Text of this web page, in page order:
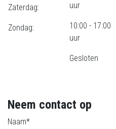
Zaterdag:
Zondag:
uur
10:00 - 17:00
uur
Gesloten
Neem contact op
Naam*